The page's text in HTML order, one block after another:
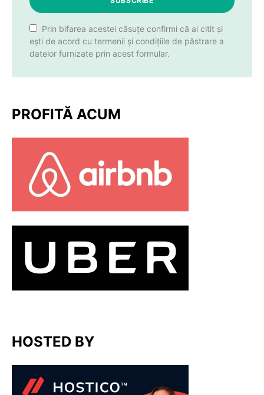
Prin bifarea acestei căsuțe confirmi că ai citit și
ești de acord cu termenii și condițiile de păstrare a
datelor furnizate prin acest formular.
PROFITĂ ACUM
HOSTED BY